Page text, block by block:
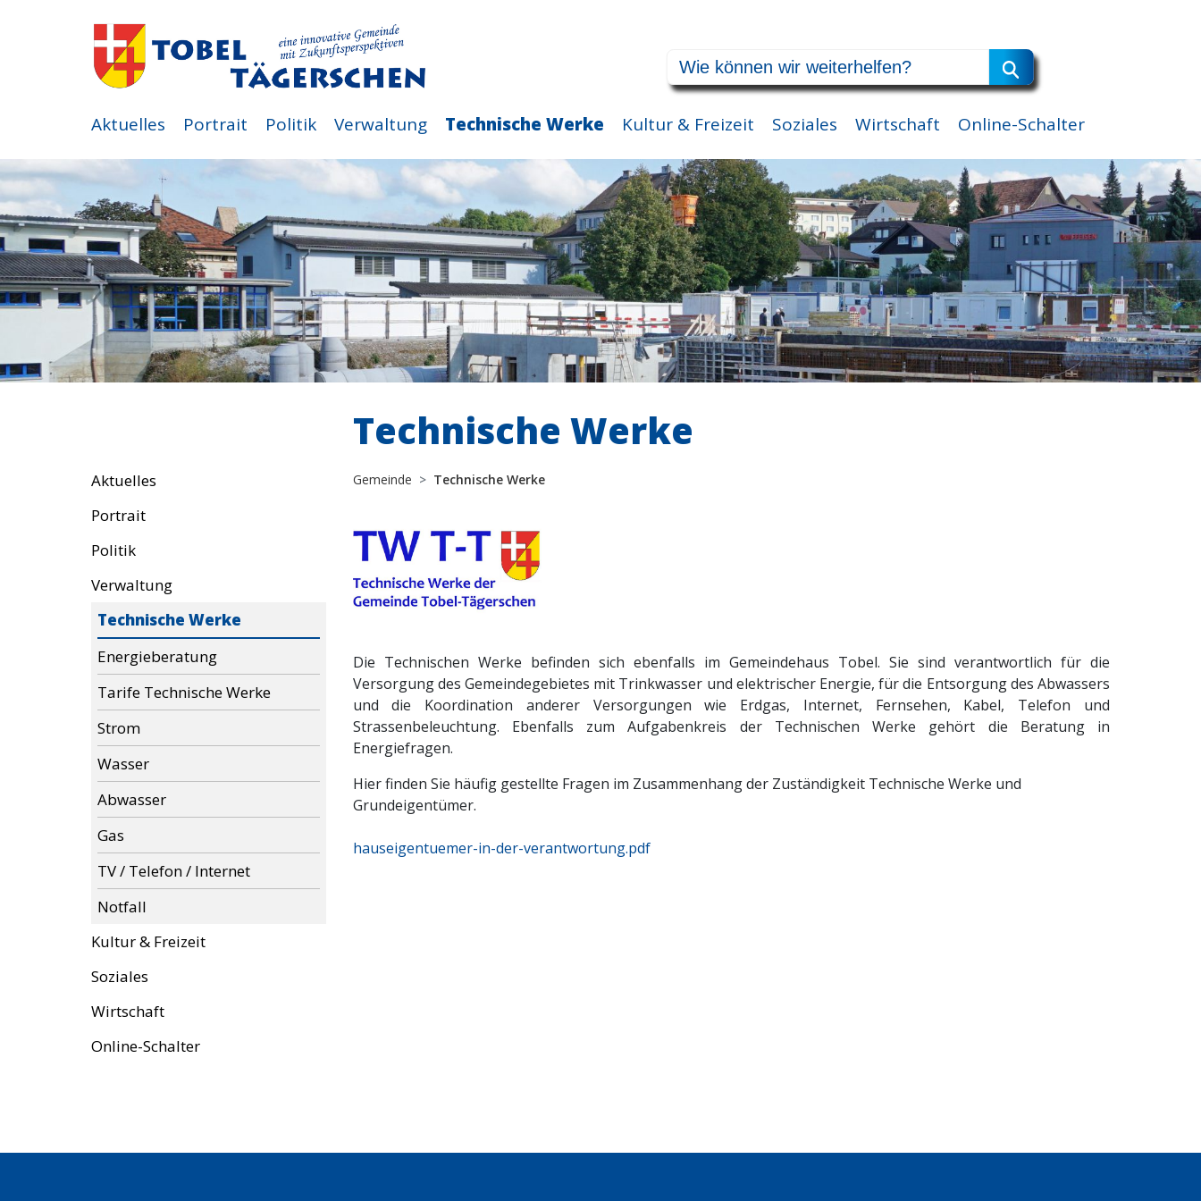
Aktuelles Portrait Politik Verwaltung Technische Werke Kultur & Freizeit Soziales Wirtschaft Online-Schalter
Aktuelles
Portrait
Politik
Verwaltung
Technische Werke
Energieberatung
Tarife Technische Werke
Strom
Wasser
Abwasser
Gas
TV / Telefon / Internet
Notfall
Kultur & Freizeit
Soziales
Wirtschaft
Online-Schalter
Technische Werke
Gemeinde Technische Werke
Die Technischen Werke befinden sich ebenfalls im Gemeindehaus Tobel. Sie sind verantwortlich für die
Versorgung des Gemeindegebietes mit Trinkwasser und elektrischer Energie, für die Entsorgung des Abwassers
und die Koordination anderer Versorgungen wie Erdgas, Internet, Fernsehen, Kabel, Telefon und
Strassenbeleuchtung. Ebenfalls zum Aufgabenkreis der Technischen Werke gehört die Beratung in
Energiefragen.
Hier finden Sie häufig gestellte Fragen im Zusammenhang der Zuständigkeit Technische Werke und
Grundeigentümer.
hauseigentuemer-in-der-verantwortung.pdf